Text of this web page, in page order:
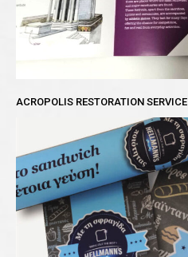
ACROPOLIS RESTORATION SERVICE